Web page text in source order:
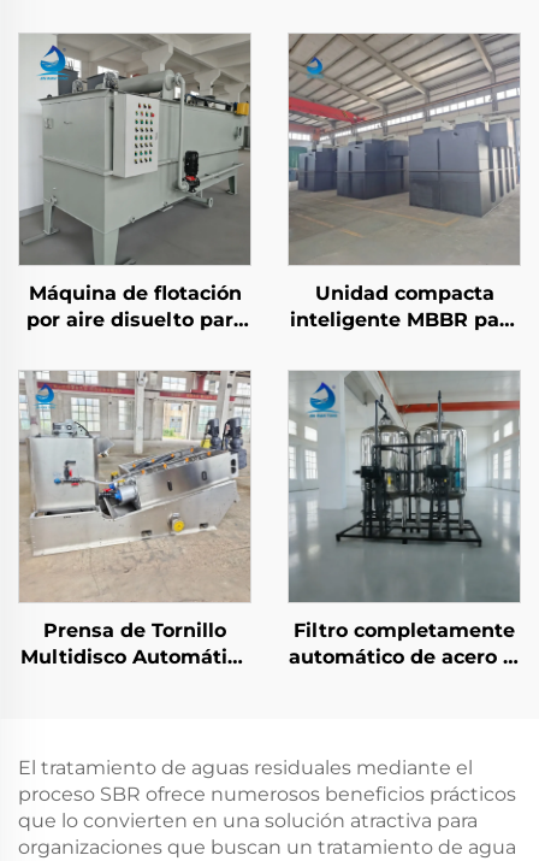
Máquina de flotación
por aire disuelto para
residuales con
procesamiento
mecánico para
eliminación de
DQO/SS en plantas de
tratamiento de aguas
residuales DAF
Unidad compacta
inteligente MBBR para
de aguas residuales y
sistema integrado de
tratamiento de aguas
negras
Prensa de Tornillo
Multidisco Automática
Apilado
Filtro completamente
automático de acero al
residuales
El tratamiento de aguas residuales mediante el
proceso SBR ofrece numerosos beneficios prácticos
que lo convierten en una solución atractiva para
organizaciones que buscan un tratamiento de agua